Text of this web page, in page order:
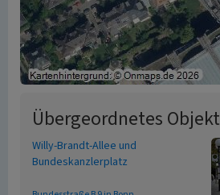
Übergeordnetes Objekt
Willy-Brandt-Allee und
Bundeskanzlerplatz